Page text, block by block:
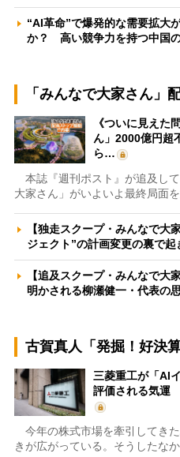
“AI革命”で爆発的な需要拡大
か？ 高い競争力を持つ中国
「みんなで大家さん」
《ついに見えた
ん」2000億円超
ら…
本誌『週刊ポスト』が追及し
大家さん」がいよいよ最終局面
【独走スクープ・みんなで大
ジェクト”の計画変更の裏で
【追及スクープ・みんなで大
明かされる柳瀬健一・代表の
古賀真人「発掘！好決算
三菱重工が「AI
評価される気運
今年の株式市場を牽引してき
きが広がっている。そうしたな